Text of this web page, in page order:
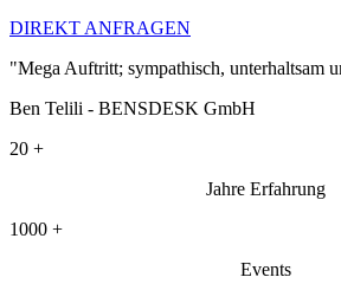
DIREKT ANFRAGEN
"Mega Auftritt; sympathisch, unterhaltsam
Ben Telili - BENSDESK GmbH
20 +
Jahre Erfahrung
1000 +
Events